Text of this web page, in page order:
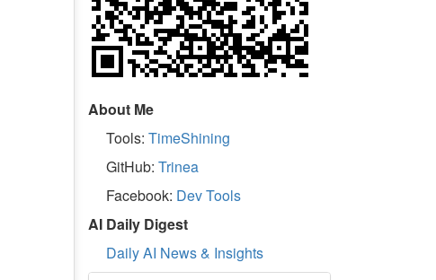
About Me
Tools: TimeShining
GitHub: Trinea
Facebook: Dev Tools
AI Daily Digest
Daily AI News & Insights